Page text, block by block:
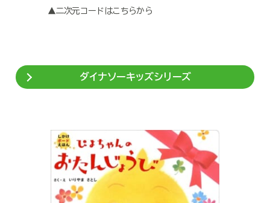
▲二次元コードはこちらから
ダイナソーキッズシリーズ